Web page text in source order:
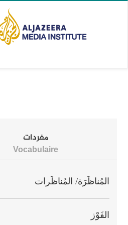
مفردات
Vocabulaire
المُناظَرَة/ المُناظَرات
الفَوْز